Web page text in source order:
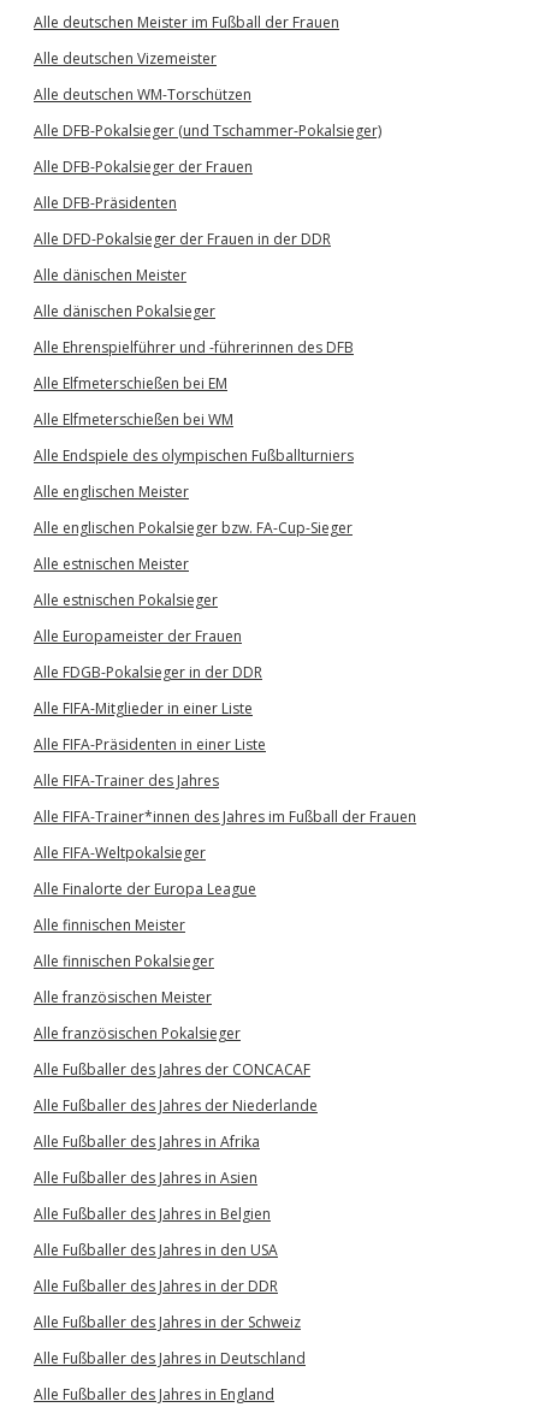
Alle deutschen Meister im Fußball der Frauen
Alle deutschen Vizemeister
Alle deutschen WM-Torschützen
Alle DFB-Pokalsieger (und Tschammer-Pokalsieger)
Alle DFB-Pokalsieger der Frauen
Alle DFB-Präsidenten
Alle DFD-Pokalsieger der Frauen in der DDR
Alle dänischen Meister
Alle dänischen Pokalsieger
Alle Ehrenspielführer und -führerinnen des DFB
Alle Elfmeterschießen bei EM
Alle Elfmeterschießen bei WM
Alle Endspiele des olympischen Fußballturniers
Alle englischen Meister
Alle englischen Pokalsieger bzw. FA-Cup-Sieger
Alle estnischen Meister
Alle estnischen Pokalsieger
Alle Europameister der Frauen
Alle FDGB-Pokalsieger in der DDR
Alle FIFA-Mitglieder in einer Liste
Alle FIFA-Präsidenten in einer Liste
Alle FIFA-Trainer des Jahres
Alle FIFA-Trainer*innen des Jahres im Fußball der Frauen
Alle FIFA-Weltpokalsieger
Alle Finalorte der Europa League
Alle finnischen Meister
Alle finnischen Pokalsieger
Alle französischen Meister
Alle französischen Pokalsieger
Alle Fußballer des Jahres der CONCACAF
Alle Fußballer des Jahres der Niederlande
Alle Fußballer des Jahres in Afrika
Alle Fußballer des Jahres in Asien
Alle Fußballer des Jahres in Belgien
Alle Fußballer des Jahres in den USA
Alle Fußballer des Jahres in der DDR
Alle Fußballer des Jahres in der Schweiz
Alle Fußballer des Jahres in Deutschland
Alle Fußballer des Jahres in England